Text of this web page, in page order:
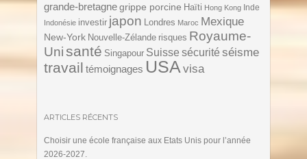
grande-bretagne grippe porcine Haïti Hong Kong Inde
Indonésie investir japon Londres Maroc Mexique
New-York Nouvelle-Zélande risques Royaume-
Unisanté Singapour Suisse sécurité séisme
travail témoignages USA visa
ARTICLES RÉCENTS
Choisir une école française aux Etats Unis pour l’année
2026-2027.